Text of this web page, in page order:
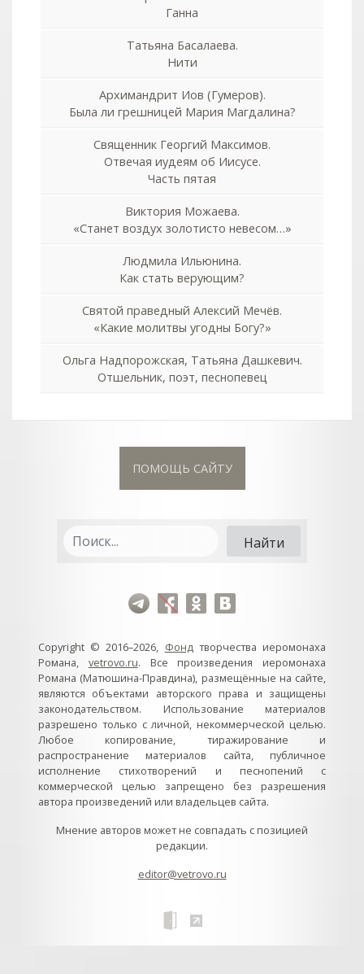
Ганна
Татьяна Басалаева.
Нити
Архимандрит Иов (Гумеров).
Была ли грешницей Мария Магдалина?
Священник Георгий Максимов.
Отвечая иудеям об Иисусе.
Часть пятая
Виктория Можаева.
«Станет воздух золотисто невесом…»
Людмила Ильюнина.
Как стать верующим?
Святой праведный Алексий Мечёв.
«Какие молитвы угодны Богу?»
Ольга Надпорожская, Татьяна Дашкевич.
Отшельник, поэт, песнопевец
ПОМОЩЬ САЙТУ
Copyright © 2016–2026, Фондтворчества иеромонаха
Романа, vetrovo.ru. Все произведения иеромонаха
Романа (Матюшина-Правдина), размещённые на сайте,
являются объектами авторского права и защищены
законодательством. Использование материалов
разрешено только с личной, некоммерческой целью.
Любое копирование, тиражирование и
распространение материалов сайта, публичное
исполнение стихотворений и песнопений с
коммерческой целью запрещено без разрешения
автора произведений или владельцев сайта.
Мнение авторов может не совпадать с позицией
редакции.
editor@vetrovo.ru